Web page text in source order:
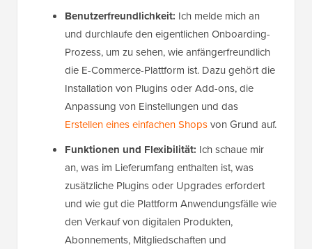
Benutzerfreundlichkeit: Ich melde mich an
und durchlaufe den eigentlichen Onboarding-
Prozess, um zu sehen, wie anfängerfreundlich
die E-Commerce-Plattform ist. Dazu gehört die
Installation von Plugins oder Add-ons, die
Anpassung von Einstellungen und das
Erstellen eines einfachen Shopsvon Grund auf.
Funktionen und Flexibilität: Ich schaue mir
an, was im Lieferumfang enthalten ist, was
zusätzliche Plugins oder Upgrades erfordert
und wie gut die Plattform Anwendungsfälle wie
den Verkauf von digitalen Produkten,
Abonnements, Mitgliedschaften und